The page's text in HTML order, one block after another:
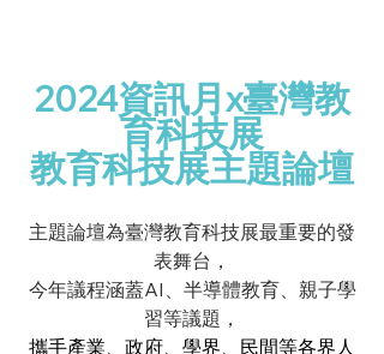
2024資訊月x臺灣教
育科技展
教育科技展主題論壇
主題論壇為臺灣教育科技展最重要的發
表舞台，
今年議程涵蓋AI、半導體教育、親子學
習等議題，
攜手產業、政府、學界、民間等各界人